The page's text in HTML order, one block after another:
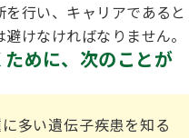
行い、キャリアであると
けなければなりません。
めに、次のことが
多い遺伝子疾患を知る